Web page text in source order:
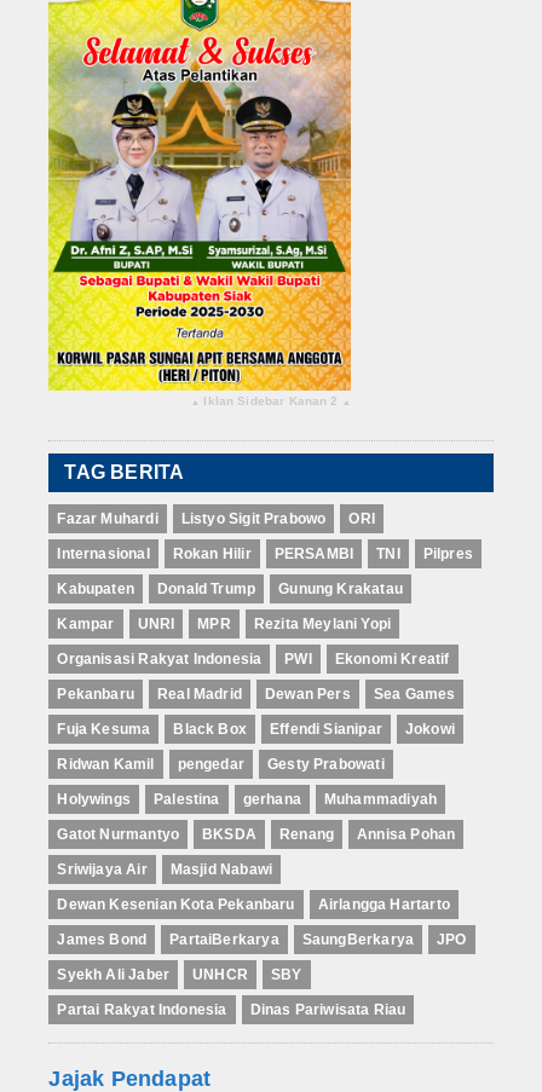
▴ Iklan Sidebar Kanan 2 ▴
TAG BERITA
Fazar Muhardi Listyo Sigit Prabowo ORI
Internasional Rokan Hilir PERSAMBI TNI Pilpres
Kabupaten Donald Trump Gunung Krakatau
Kampar UNRI MPR Rezita Meylani Yopi
Organisasi Rakyat Indonesia PWI Ekonomi Kreatif
Pekanbaru Real Madrid Dewan Pers Sea Games
Fuja Kesuma Black Box Effendi Sianipar Jokowi
Ridwan Kamil pengedar Gesty Prabowati
Holywings Palestina gerhana Muhammadiyah
Gatot Nurmantyo BKSDA Renang Annisa Pohan
Sriwijaya Air Masjid Nabawi
Dewan Kesenian Kota Pekanbaru Airlangga Hartarto
James Bond PartaiBerkarya SaungBerkarya JPO
Syekh Ali Jaber UNHCR SBY
Partai Rakyat Indonesia Dinas Pariwisata Riau
Jajak Pendapat